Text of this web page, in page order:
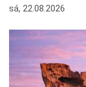
sá, 22.08.2026